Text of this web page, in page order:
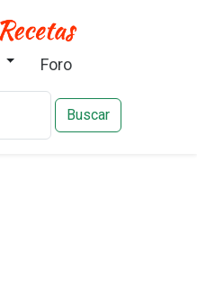
Foro
Buscar